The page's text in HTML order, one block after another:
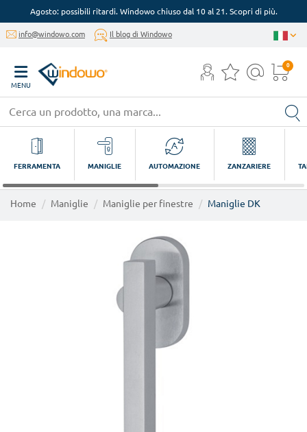
Agosto: possibili ritardi. Windowo chiuso dal 10 al 21. Scopri di più.
info@windowo.com Il blog di Windowo
MENU
0
FERRAMENTA MANIGLIE AUTOMAZIONE ZANZARIERE
Home Maniglie Maniglie per finestre Maniglie DK